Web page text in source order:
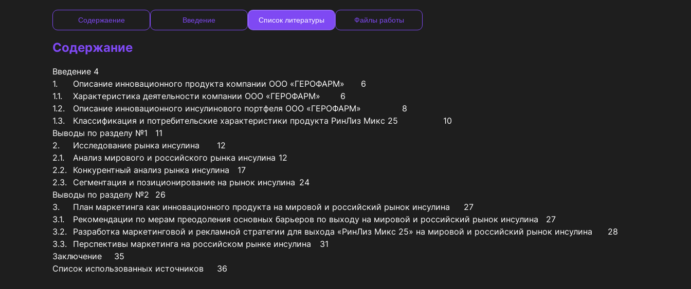
Содержаение Введение Список литературы Файлы работы
Содержание
Введение	4
1.	Описание инновационного продукта компании ООО «ГЕРОФАРМ»	6
1.1.	Характеристика деятельности компании ООО «ГЕРОФАРМ»	6
1.2.	Описание инновационного инсулинового портфеля ООО «ГЕРОФАРМ»		8
1.3.	Классификация и потребительские характеристики продукта РинЛиз Микс 25			10
Выводы по разделу №1	11
2.	Исследование рынка инсулина	12
2.1.	Анализ мирового и российского рынка инсулина	12
2.2.	Конкурентный анализ рынка инсулина	17
2.3.	Сегментация и позиционирование на рынок инсулина	24
Выводы по разделу №2	26
3.	План маркетинга как инновационного продукта на мировой и российский рынок инсулина	27
3.1.	Рекомендации по мерам преодоления основных барьеров по выходу на мировой и российский рынок инсулина	27
3.2.	Разработка маркетинговой и рекламной стратегии для выхода «РинЛиз Микс 25» на мировой и российский рынок инсулина	28
3.3.	Перспективы маркетинга на российском рынке инсулина	31
Заключение	35
Список использованных источников	36